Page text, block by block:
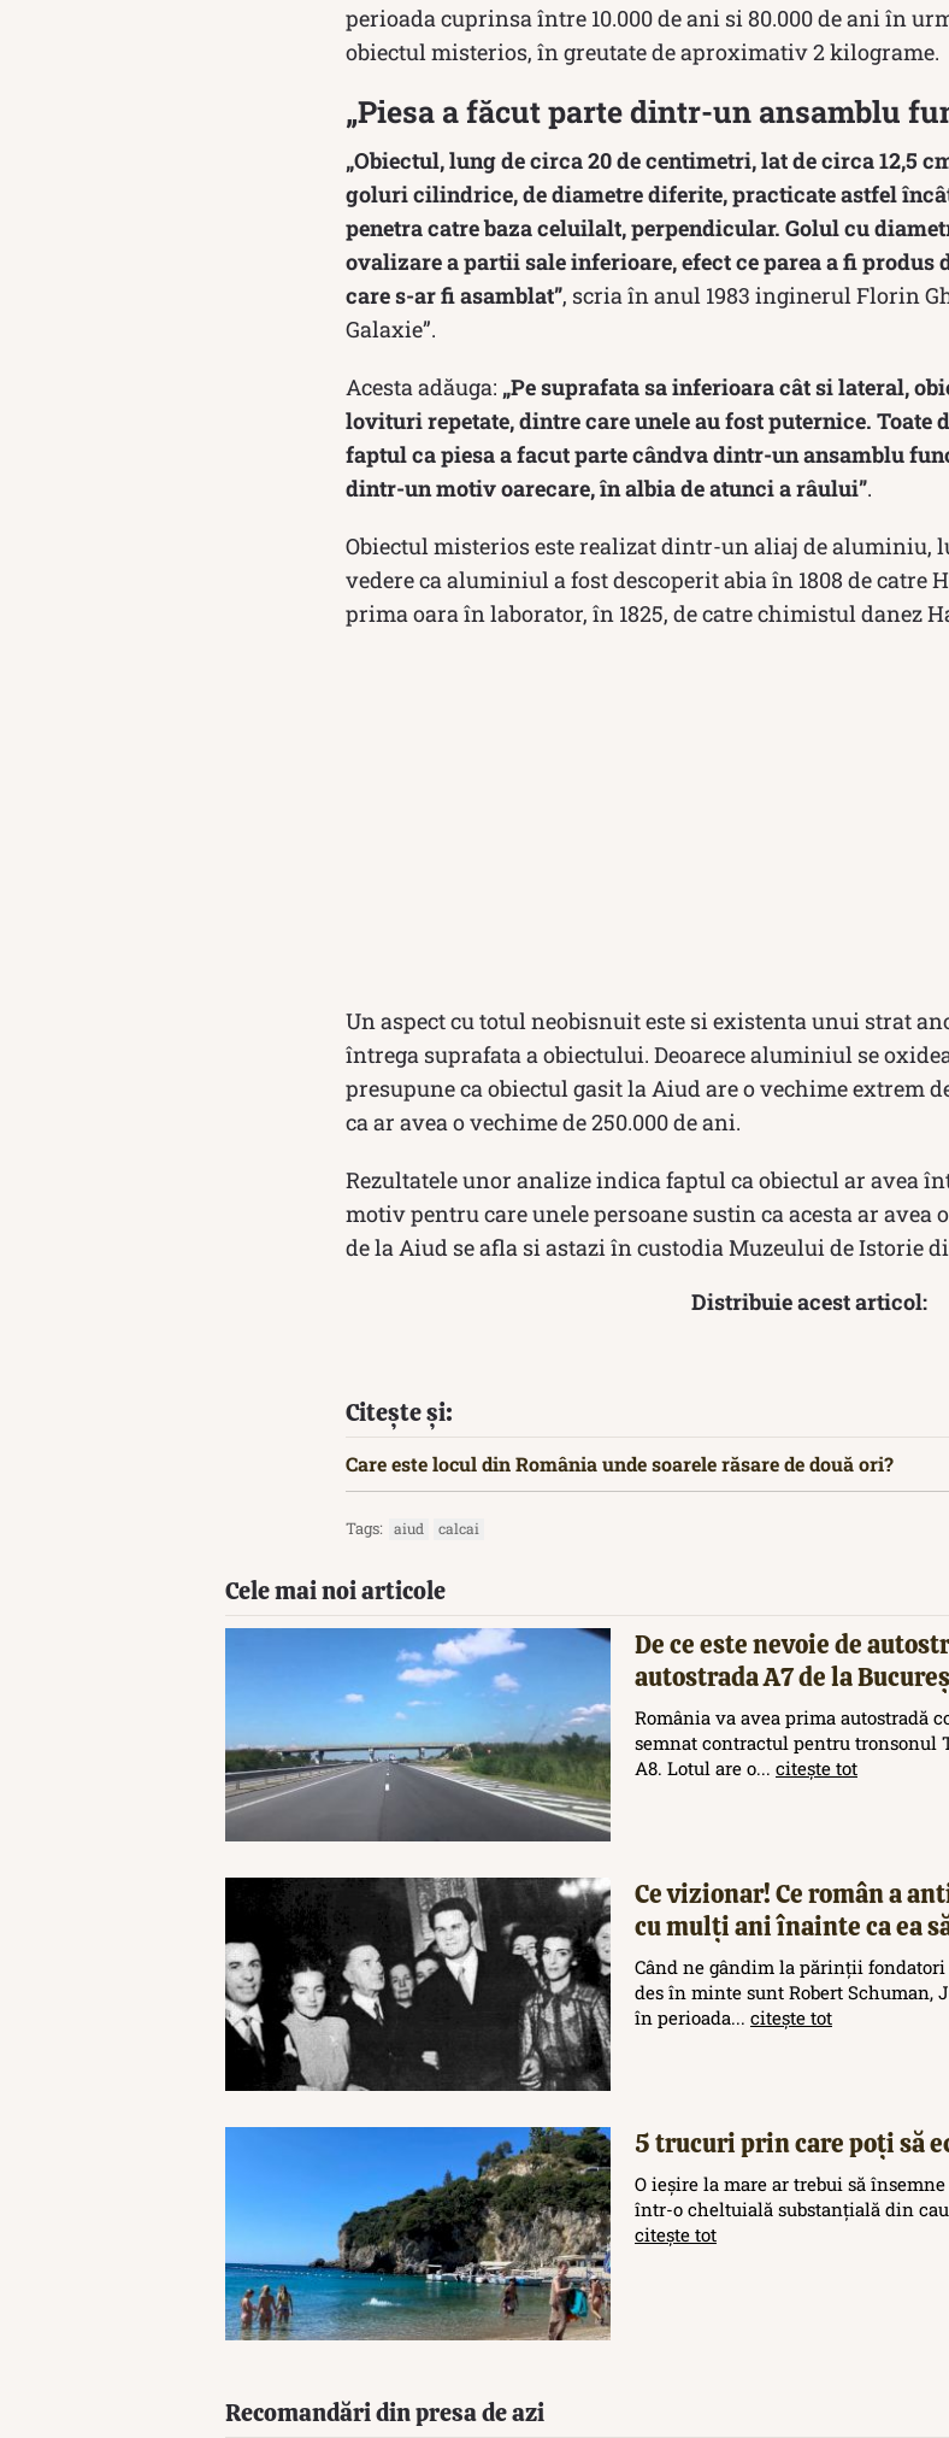
perioada cuprinsa între 10.000 de ani si 80.000 de ani în
obiectul misterios, în greutate de aproximativ 2 kilograme.
„Piesa a făcut parte dintr-un ansamblu
„Obiectul, lung de circa 20 de centimetri, lat de circa 12,5
goluri cilindrice, de diametre diferite, practicate astfel
penetra catre baza celuilalt, perpendicular. Golul cu
ovalizare a partii sale inferioare, efect ce parea a fi produs
care s-ar fi asamblat”, scria în anul 1983 inginerul Florin
Galaxie”.
Acesta adăuga: „Pe suprafata sa inferioara cât si lateral,
lovituri repetate, dintre care unele au fost puternice. Toate
faptul ca piesa a facut parte cândva dintr-un ansamblu
dintr-un motiv oarecare, în albia de atunci a râului”.
Obiectul misterios este realizat dintr-un aliaj de aluminiu,
vedere ca aluminiul a fost descoperit abia în 1808 de catre
prima oara în laborator, în 1825, de catre chimistul danez
Un aspect cu totul neobisnuit este si existenta unui strat
întrega suprafata a obiectului. Deoarece aluminiul se
presupune ca obiectul gasit la Aiud are o vechime extrem
ca ar avea o vechime de 250.000 de ani.
Rezultatele unor analize indica faptul ca obiectul ar avea
motiv pentru care unele persoane sustin ca acesta ar avea
de la Aiud se afla si astazi în custodia Muzeului de Istorie
Distribuie acest articol:
Citește și:
Care este locul din România unde soarele răsare de două ori?
Tags: aiud calcai
Cele mai noi articole
De ce este nevoie de
autostrada A7 de la
România va avea prima autostradă
semnat contractul pentru tronsonul
A8. Lotul are o... citește tot
Ce vizionar! Ce român a
cu mulți ani înainte ca ea
Când ne gândim la părinții
des în minte sunt Robert Schuman,
în perioada... citește tot
5 trucuri prin care poți să
O ieșire la mare ar trebui să
într-o cheltuială substanțială din
citește tot
Recomandări din presa de azi